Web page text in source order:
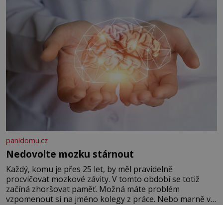
panidomu.cz
Nedovolte mozku stárnout
Každý, komu je přes 25 let, by měl pravidelně
procvičovat mozkové závity. V tomto období se totiž
začíná zhoršovat paměť. Možná máte problém
vzpomenout si na jméno kolegy z práce. Nebo marně v